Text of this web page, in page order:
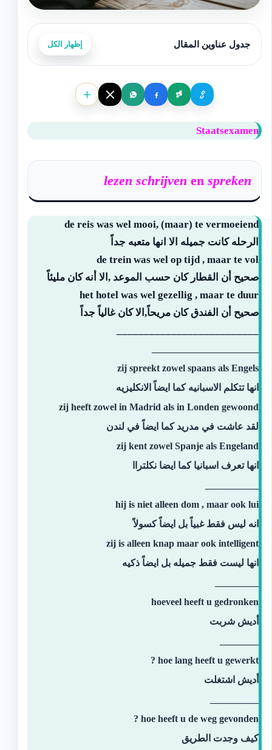
جدول عناوين المقال إظهار الكل
Staatsexamen
lezen schrijven en spreken
de reis was wel mooi, (maar) te vermoeiend
الرحله كانت جميله الا انها متعبه جداً
de trein was wel op tijd , maar te vol
صحيح أن القطار كان حسب الموعد ,الا أنه كان مليئاً
het hotel was wel gezellig , maar te duur
صحيح أن الفندق كان مريحاً,الا كان غالياً جداً
zij spreekt zowel spaans als Engels
انها تتكلم الاسبانيه كما ايضاً الانكليزيه
zij heeft zowel in Madrid als in Londen gewoond
لقد عاشت في مدريد كما ايضاً في لندن
zij kent zowel Spanje als Engeland
انها تعرف اسبانيا كما ايضا نكلتراا
hij is niet alleen dom , maar ook lui
انه ليس فقط غبياً بل ايضاً كسولاً
zij is alleen knap maar ook intelligent
انها ليست فقط جميله بل ايضاً ذكيه
hoeveel heeft u gedronken
أديش شربت
hoe lang heeft u gewerkt ?
أديش اشتغلت
hoe heeft u de weg gevonden ?
كيف وجدت الطريق